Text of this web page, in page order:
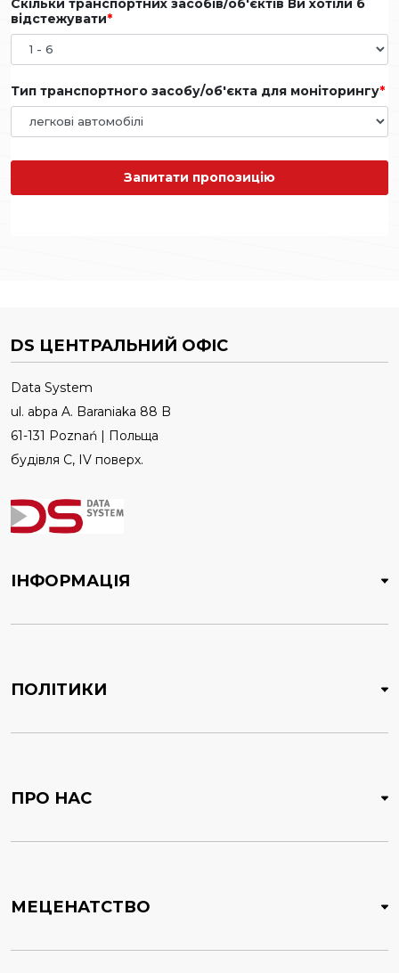
Скільки транспортних засобів/об'єктів Ви хотіли б
відстежувати
Тип транспортного засобу/об'єкта для моніторингу
Запитати пропозицію
DS ЦЕНТРАЛЬНИЙ ОФІС
Data System
ul. abpa A. Baraniaka 88 B
61-131 Poznań | Польща
будівля C, IV поверх.
ІНФОРМАЦІЯ
ПОЛІТИКИ
ПРО НАС
МЕЦЕНАТСТВО